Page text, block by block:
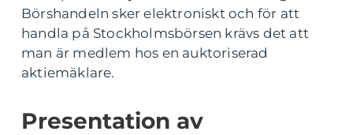
Börshandeln sker elektroniskt och för att
handla på Stockholmsbörsen krävs det att
man är medlem hos en auktoriserad
aktiemäklare.
Presentation av